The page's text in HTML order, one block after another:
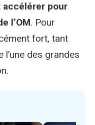
accélérer pour
l’OM. Pour
fort, tant
l’une des grandes